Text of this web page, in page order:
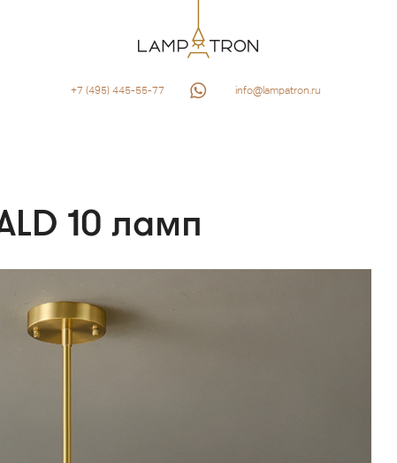
+7 (495) 445-55-77 info@lampatron.ru
10 ламп